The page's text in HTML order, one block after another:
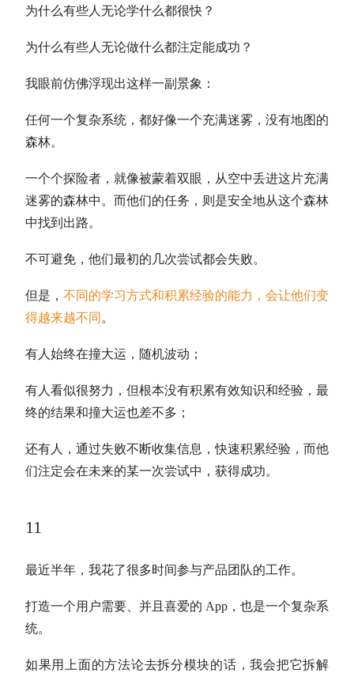
为什么有些人无论学什么都很快？
为什么有些人无论做什么都注定能成功？
我眼前仿佛浮现出这样一副景象：
任何一个复杂系统，都好像一个充满迷雾，没有地图的
森林。
一个个探险者，就像被蒙着双眼，从空中丢进这片充满
迷雾的森林中。而他们的任务，则是安全地从这个森林
中找到出路。
不可避免，他们最初的几次尝试都会失败。
但是， 不同的学习方式和积累经验的能力，会让他们变
得越来越不同 。
有人始终在撞大运，随机波动；
有人看似很努力，但根本没有积累有效知识和经验，最
终的结果和撞大运也差不多；
还有人，通过失败不断收集信息，快速积累经验，而他
们注定会在未来的某一次尝试中，获得成功。
11
最近半年，我花了很多时间参与产品团队的工作。
打造一个用户需要、并且喜爱的 App，也是一个复杂系
统。
如果用上面的方法论去拆分模块的话，我会把它拆解